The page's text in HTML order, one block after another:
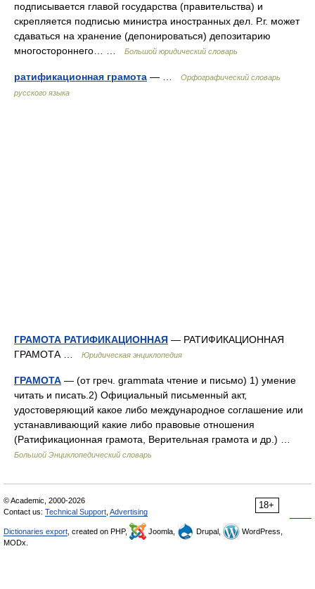
подписывается главой государства (правительства) и
скрепляется подписью министра иностранных дел. Р.г. может
сдаваться на хранение (депонироваться) депозитарию
многостороннего… …
Большой юридический словарь
ратификационная грамота — …
Орфографический словарь
русского языка
ГРАМОТА РАТИФИКАЦИОННАЯ — РАТИФИКАЦИОННАЯ
ГРАМОТА …
Юридическая энциклопедия
ГРАМОТА — (от греч. grammata чтение и письмо) 1) умение
читать и писать.2) Официальный письменный акт,
удостоверяющий какое либо международное соглашение или
устанавливающий какие либо правовые отношения
(Ратификационная грамота, Верительная грамота и др.) …
Большой Энциклопедический словарь
18+
© Academic, 2000-2026
Contact us: Technical Support Advertising
Dictionaries export , created on PHP, Joomla, Drupal,
WordPress,
MODx.